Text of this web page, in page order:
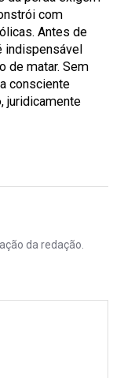
com
Antes de
indispensável
de matar. Sem
consciente
juridicamente
da redação.